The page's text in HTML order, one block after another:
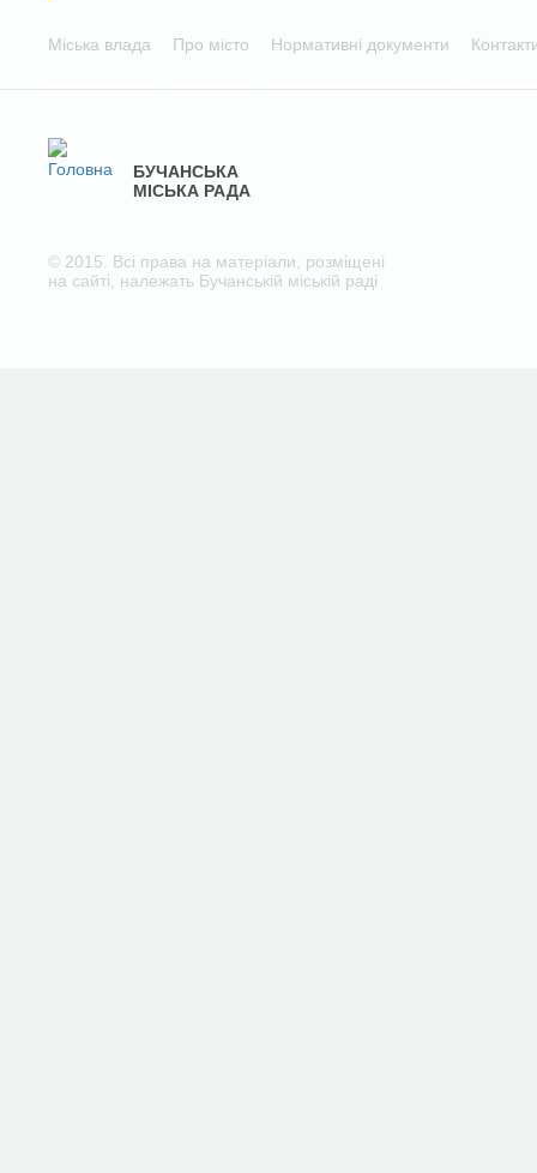
Міська влада Про місто Нормативні документи
БУЧАНСЬКА
МІСЬКА РАДА
© 2015. Всі права на матеріали, розміщені
на сайті, належать Бучанській міській раді